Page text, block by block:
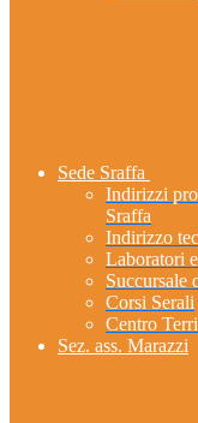
Sede Sraffa
Indirizzi
Sraffa
Indirizzo
Laboratori
Succursale
Corsi Serali
Centro
Sez. ass. Marazzi